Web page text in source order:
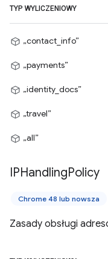
TYP WYLICZENIOWY
„contact_info”
„payments”
„identity_docs”
„travel”
„all”
IPHandlingPolicy
Chrome 48 lub nowsza
Zasady obsługi